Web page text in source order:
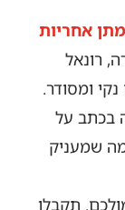
אחריות
רונאל
ומסודר.
בכתב על
שמעניק
תקבלו